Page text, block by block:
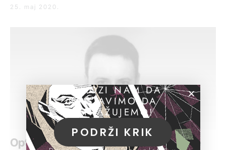
25. maj 2020.
Optuženi za ubistvo negirao Vučićeve
POMOZI NAM DA
NASTAVIMO DA
ISTRAŽUJEMO!
PODRŽI KRIK